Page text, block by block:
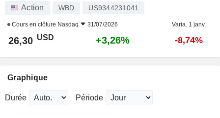
Action WBD US9344231041
Cours en clôture Nasdaq 31/07/2026 Varia. 1 janv.
26,30 USD +3,26% -8,74%
Graphique
Durée Période